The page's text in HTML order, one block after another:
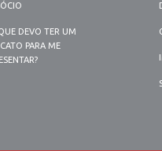
DEVO TER UM
PARA ME